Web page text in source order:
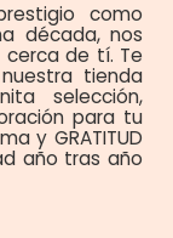
como
década, nos
de tí. Te
tienda
selección,
para tu
y GRATITUD
año tras año